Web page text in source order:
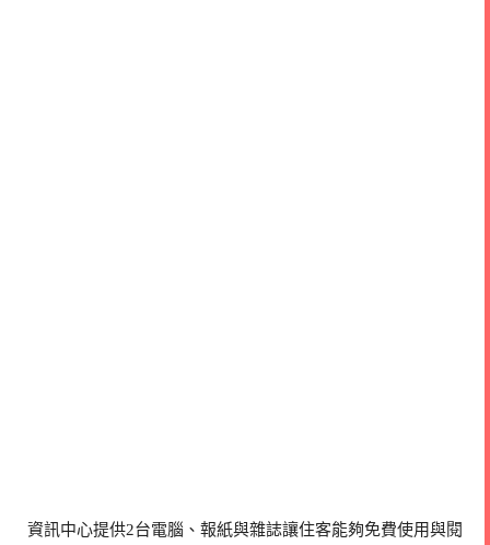
資訊中心提供2台電腦、報紙與雜誌讓住客能夠免費使用與閱